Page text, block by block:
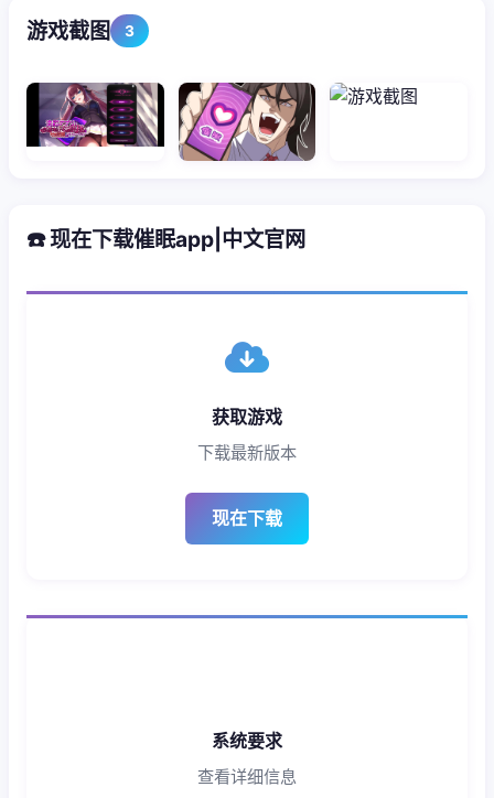
游戏截图 3
☎️ 现在下载催眠app|中文官网
获取游戏
下载最新版本
现在下载
系统要求
查看详细信息